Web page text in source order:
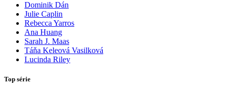
Dominik Dán
Julie Caplin
Rebecca Yarros
Ana Huang
Sarah J. Maas
Táňa Keleová Vasilková
Lucinda Riley
Top série